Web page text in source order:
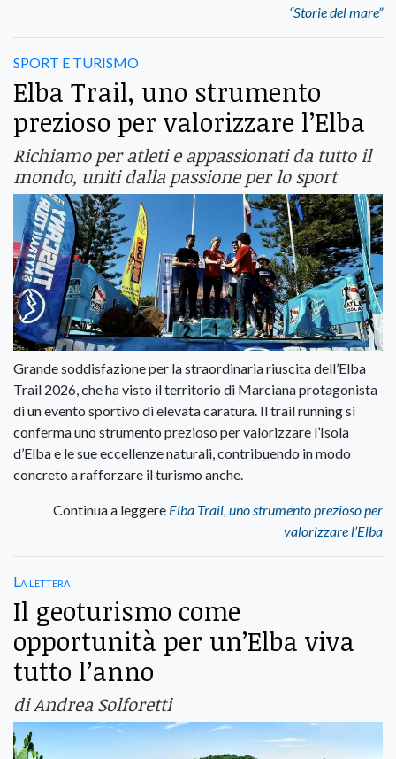
“Storie del mare”
SPORT E TURISMO
Elba Trail, uno strumento
prezioso per valorizzare l’Elba
Richiamo per atleti e appassionati da tutto il
mondo, uniti dalla passione per lo sport
Grande soddisfazione per la straordinaria riuscita dell’Elba
Trail 2026, che ha visto il territorio di Marciana protagonista
di un evento sportivo di elevata caratura. Il trail running si
conferma uno strumento prezioso per valorizzare l’Isola
d’Elba e le sue eccellenze naturali, contribuendo in modo
concreto a rafforzare il turismo anche.
Continua a leggere Elba Trail, uno strumento prezioso per
valorizzare l’Elba
La lettera
Il geoturismo come
opportunità per un’Elba viva
tutto l’anno
di Andrea Solforetti